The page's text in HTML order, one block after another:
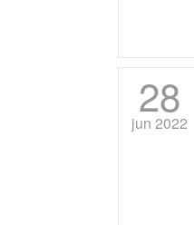
28
jun 2022